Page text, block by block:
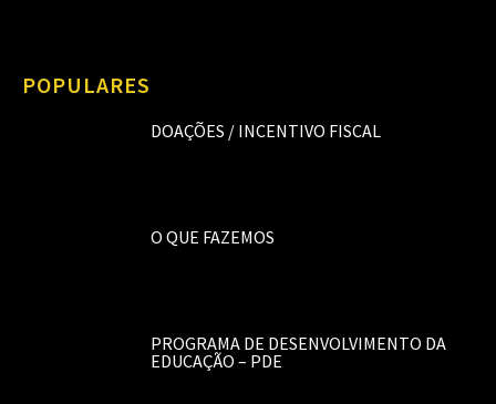
POPULARES
DOAÇÕES / INCENTIVO FISCAL
O QUE FAZEMOS
PROGRAMA DE DESENVOLVIMENTO DA
EDUCAÇÃO – PDE